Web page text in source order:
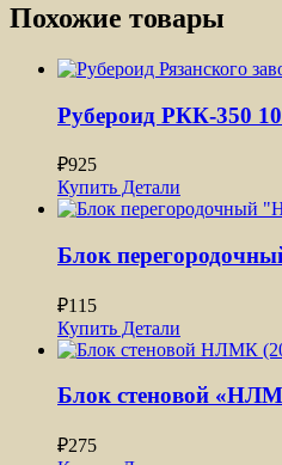
Похожие товары
Рубероид РКК-350
₽925
Купить Детали
Блок
₽115
Купить Детали
Блок стеновой
₽275